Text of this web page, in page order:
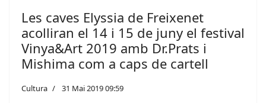
Les caves Elyssia de Freixenet
acolliran el 14 i 15 de juny el festival
Vinya&Art 2019 amb Dr.Prats i
Mishima com a caps de cartell
Cultura 31 Mai 2019 09:59